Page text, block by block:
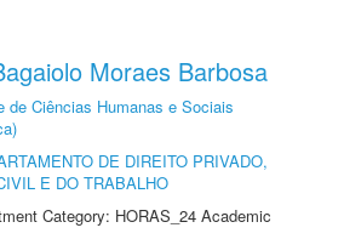
Moraes Barbosa
de Ciências Humanas e Sociais
DE DIREITO PRIVADO,
E DO TRABALHO
Category: HORAS_24 Academic